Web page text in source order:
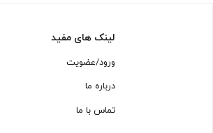
لینک های مفید
ورود/عضویت
درباره ما
تماس با ما